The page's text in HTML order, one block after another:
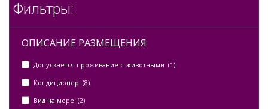
Фильтры:
ОПИСАНИЕ РАЗМЕЩЕНИЯ
Допускается проживание с животными (1)
Кондиционер (8)
Вид на море (2)